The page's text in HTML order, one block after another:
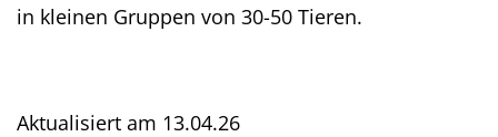
in kleinen Gruppen von 30-50 Tieren.
Aktualisiert am 13.04.26